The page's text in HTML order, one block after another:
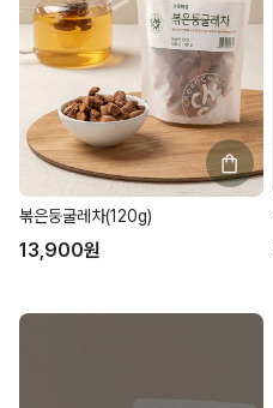
볶은둥굴레차(120g)
13,900원